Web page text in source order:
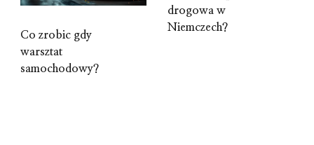
Co zrobic gdy
warsztat
samochodowy?
drogowa w
Niemczech?